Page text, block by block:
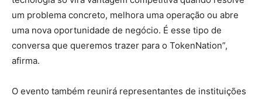
um problema concreto, melhora uma operação ou abre
uma nova oportunidade de negócio. É esse tipo de
conversa que queremos trazer para o TokenNation”,
afirma.
O evento também reunirá representantes de instituições